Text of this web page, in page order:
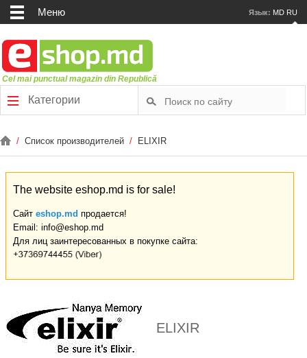
Меню Язык: MD RU
Cel mai punctual magazin din Republică
Категории
/ Список производителей / ELIXIR
The website eshop.md is for sale!
Сайт eshop.md продается!
Email: info@eshop.md
Для лиц заинтересованных в покупке сайта:
ELIXIR